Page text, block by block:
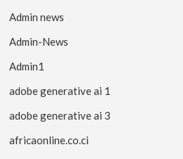
Admin news
Admin-News
Admin1
adobe generative ai 1
adobe generative ai 3
africaonline.co.ci